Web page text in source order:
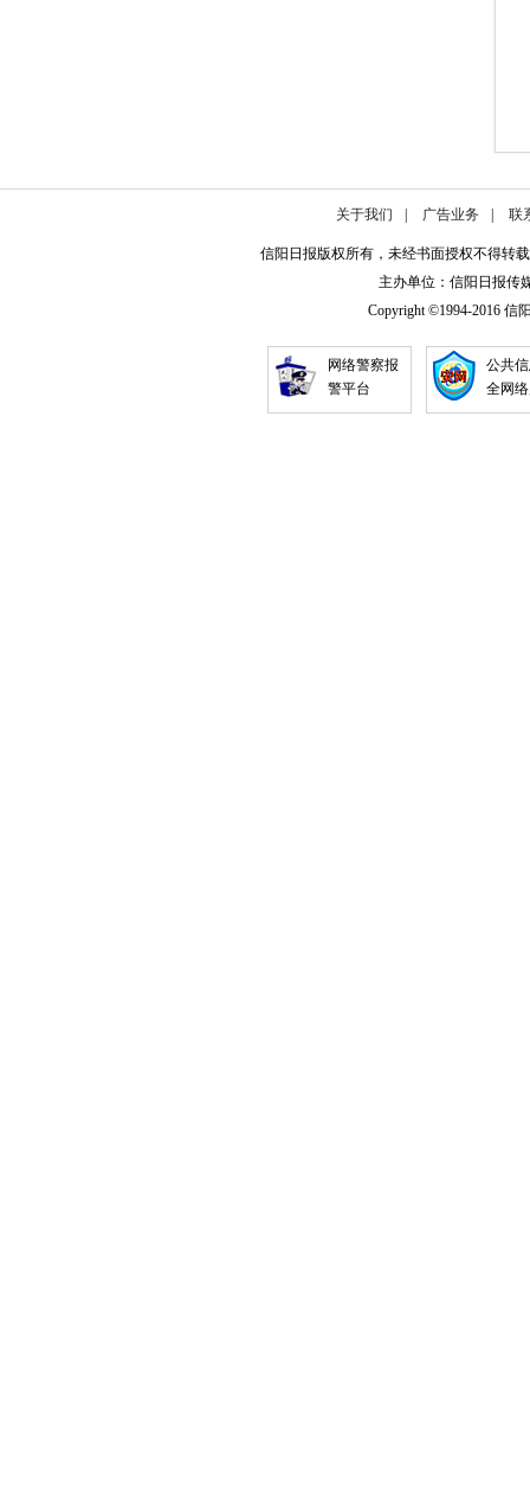
关于我们 广告业务 联
信阳日报版权所有，未经书面授权不得转
主办单位：信阳日报传
Copyright ©1994-2016 信
网络警察报
警平台
公共
全网